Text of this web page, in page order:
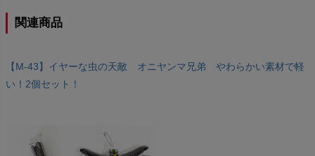
関連商品
【M-43】イヤーな虫の天敵 オニヤンマ兄弟 やわらかい素材で軽
い！2個セット！